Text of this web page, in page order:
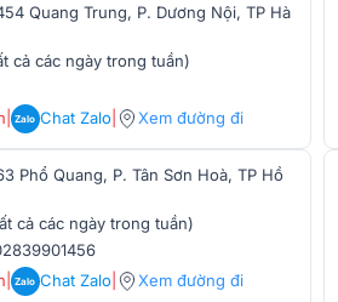
đại giúp giảm
hành bền bỉ, an
đảm bảo chất
Quang Trung, P. Dương Nội, TP Hà
cả các ngày trong tuần)
Zalo Chat Zalo| Xem đường đi
Phổ Quang, P. Tân Sơn Hoà, TP Hồ
cả các ngày trong tuần)
Zalo Chat Zalo| Xem đường đi